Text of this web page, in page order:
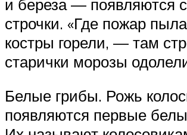
и береза — появляются
строчки. «Где пожар
костры горели, — там
старички морозы
Белые грибы. Рожь
появляются первые